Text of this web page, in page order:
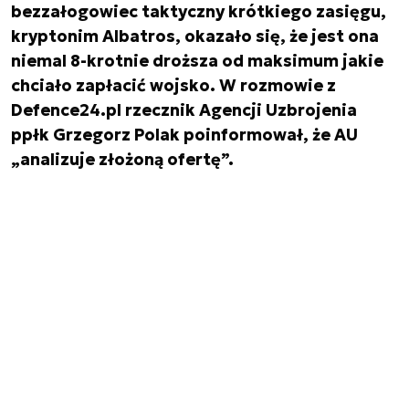
bezzałogowiec taktyczny krótkiego zasięgu,
kryptonim Albatros, okazało się, że jest ona
niemal 8-krotnie droższa od maksimum jakie
chciało zapłacić wojsko. W rozmowie z
Defence24.pl rzecznik Agencji Uzbrojenia
ppłk Grzegorz Polak poinformował, że AU
„analizuje złożoną ofertę”.